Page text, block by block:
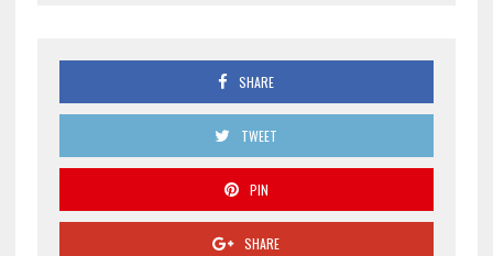
SHARE
TWEET
PIN
SHARE